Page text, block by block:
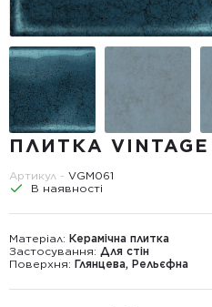
ПЛИТКА
Артикул - VGМ061
В наявності
Матеріал: Керамічна плитка
Застосування: Для стін
Поверхня: Глянцева, Рельєфна